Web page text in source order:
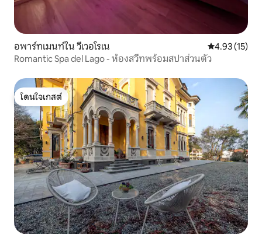
อพาร์ทเมนท์ใน วีเวอโรเน คะแนนเฉลี่ย
4.93 (15)
Romantic Spa del Lago - ห้องสวีทพร้อมสปาส่วนตัว
โดนใจเกสต์
โดนใจเกสต์